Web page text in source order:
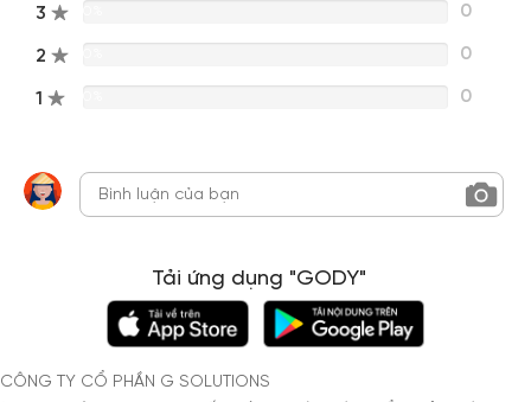
3 0
2 0
1 0
Tải ứng dụng "GODY"
CÔNG TY CỔ PHẦN G SOLUTIONS